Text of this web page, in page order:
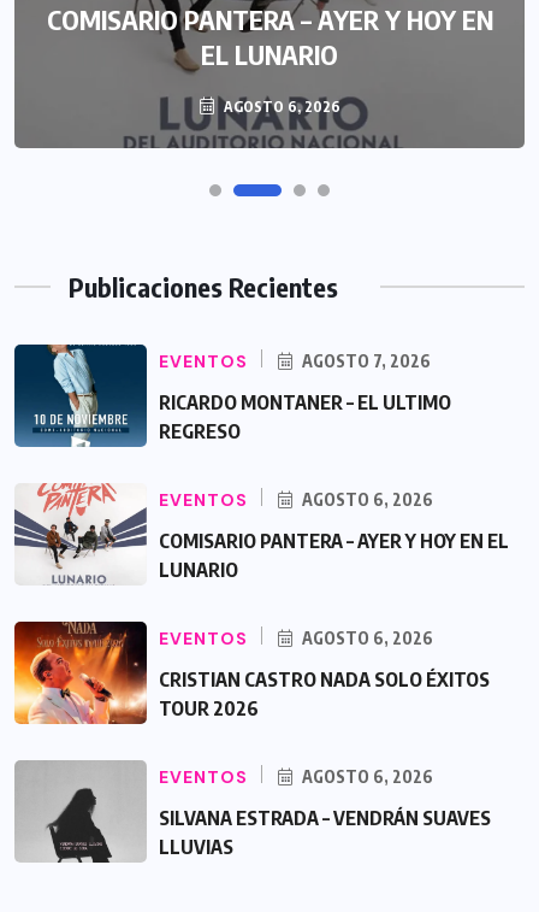
COMISARIO PANTERA – AYER Y HOY EN
EL LUNARIO
AGOSTO 6, 2026
Publicaciones Recientes
EVENTOS AGOSTO 7, 2026
RICARDO MONTANER – EL ULTIMO
REGRESO
EVENTOS AGOSTO 6, 2026
COMISARIO PANTERA – AYER Y HOY EN EL
LUNARIO
EVENTOS AGOSTO 6, 2026
CRISTIAN CASTRO NADA SOLO ÉXITOS
TOUR 2026
EVENTOS AGOSTO 6, 2026
SILVANA ESTRADA – VENDRÁN SUAVES
LLUVIAS